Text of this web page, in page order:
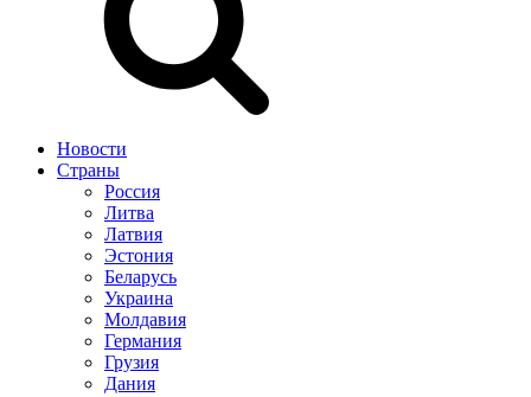
Новости
Страны
Россия
Литва
Латвия
Эстония
Беларусь
Украина
Молдавия
Германия
Грузия
Дания